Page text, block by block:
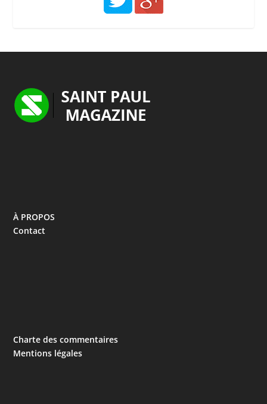
À PROPOS
Contact
Charte des commentaires
Mentions légales